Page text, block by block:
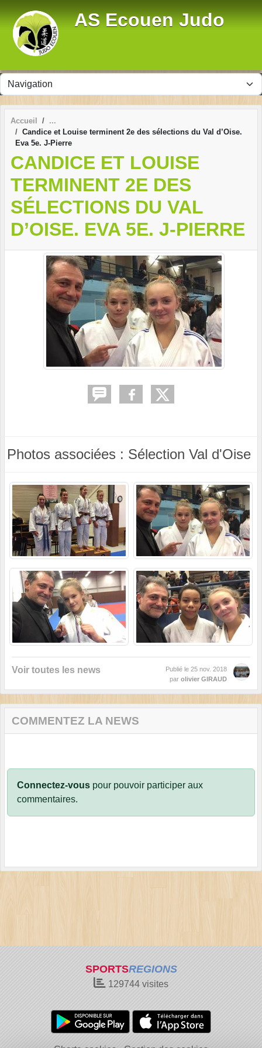
AS Ecouen Judo
Accueil
Candice et Louise terminent 2e des sélections du Val d’Oise.
Eva 5e. J-Pierre
CANDICE ET LOUISE
TERMINENT 2E DES
SÉLECTIONS DU VAL
D’OISE. EVA 5E. J-PIERRE
Photos associées : Sélection Val d'Oise
Voir toutes les news Publié le 25 nov. 2018
par olivier GIRAUD
COMMENTEZ LA NEWS
Connectez-vous pour pouvoir participer aux
commentaires.
SPORTSREGIONS
129744 visites